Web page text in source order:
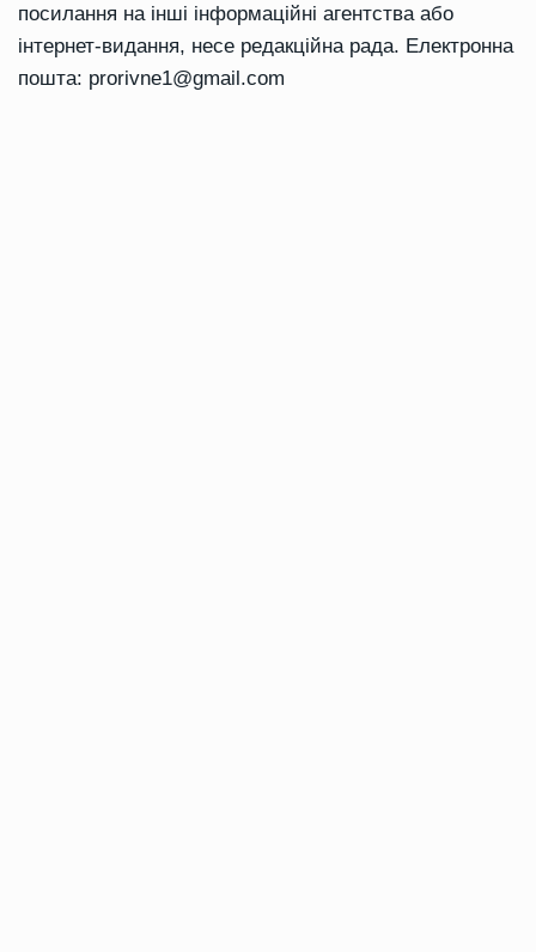
посилання на інші інформаційні агентства або
інтернет-видання, несе редакційна рада. Електронна
пошта: prorivne1@gmail.com